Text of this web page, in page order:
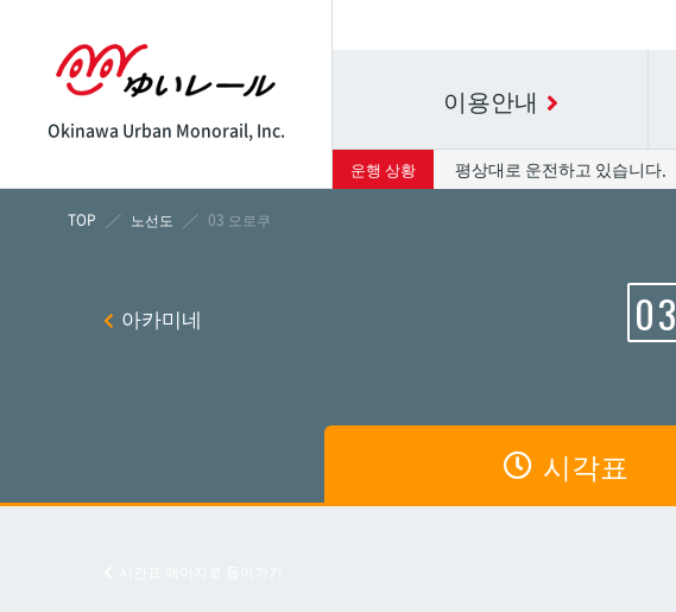
이용안내
시립병원앞
시립병원앞
Okinawa Urban Monorail, Inc.
운행 상황 평상대로 운전하고 있습니다.
노선도 03 오로쿠
03
시각표
아카미네